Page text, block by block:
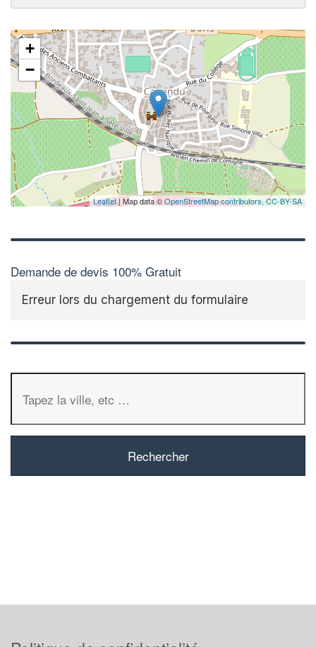
+
−
Leaflet| Map data ©OpenStreetMap contributors,CC-BY-SA
Demande de devis 100% Gratuit
Erreur lors du chargement du formulaire